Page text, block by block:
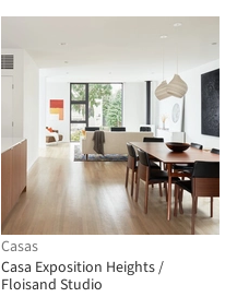
Casas
Casa Exposition Heights /
Floisand Studio